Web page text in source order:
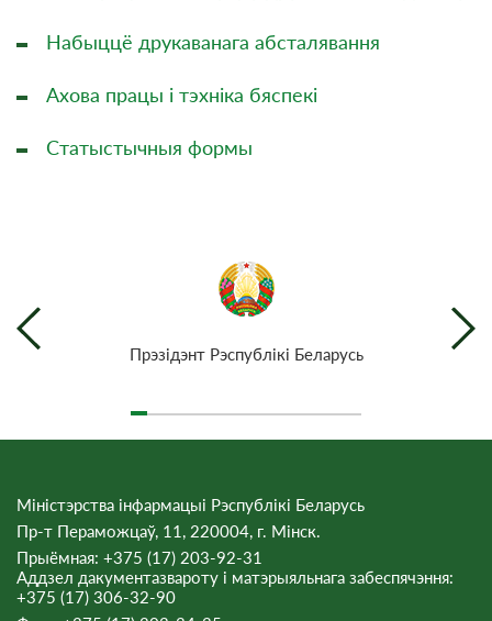
Набыццё друкаванага абсталявання
Ахова працы і тэхніка бяспекі
Статыстычныя формы
Прэзiдэнт Рэспублiкi Беларусь
Міністэрства інфармацыі Рэспублікі Беларусь
Пр-т Пераможцаў, 11, 220004, г. Мінск.
Прыёмная: +375 (17) 203-92-31
Аддзел дакументазвароту і матэрыяльнага забеспячэння:
+375 (17) 306-32-90